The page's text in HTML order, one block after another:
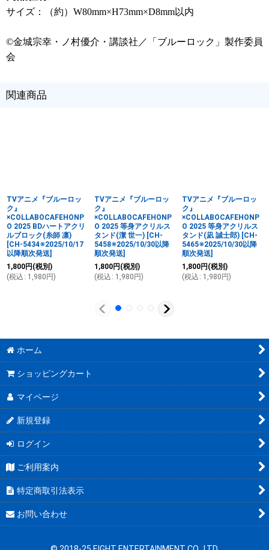
サイズ：（約）W80mm×H73mm×D8mm以内
©金城宗幸・ノ村優介・講談社／「ブルーロック」製作委員
会
関連商品
TVアニメ『ブルーロッ
ク』
×COLLABOCAFEHONP
O 2025 BDハートアクリ
ルブロック(糸師 凛)
[CH-5434※2025/10/17
以降順次発送]
1,800円 (税別)
(税込 : 1,980 円)
TVアニメ『ブルーロッ
ク』
×COLLABOCAFEHONP
O 2025 等身アクリルス
タンド(潔 世一) [CH-
5458※2025/10/30以降
順次発送]
1,800円 (税別)
(税込 : 1,980 円)
TVアニメ『ブルーロッ
ク』
×COLLABOCAFEHONP
O 2025 等身アクリルス
タンド(凪 誠士郎) [CH-
5465※2025/10/30以降
順次発送]
1,800円 (税別)
(税込 : 1,980 円)
ホーム
ショッピングカート
マイページ
新規登録
ログイン
ご利用案内
特定商取引法表示
お問い合わせ